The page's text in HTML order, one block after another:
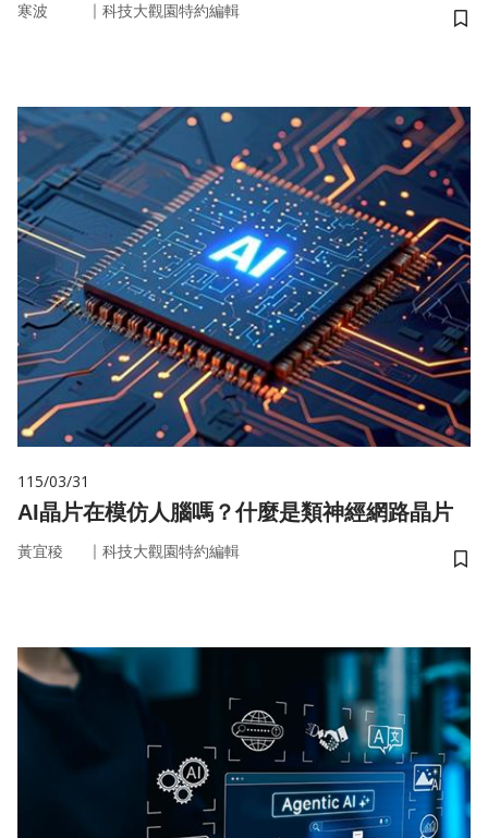
寒波 ｜ 科技大觀園特約編輯
儲
115/03/31
AI晶片在模仿人腦嗎？什麼是類神經網路晶片
黃宜稜 ｜ 科技大觀園特約編輯
儲